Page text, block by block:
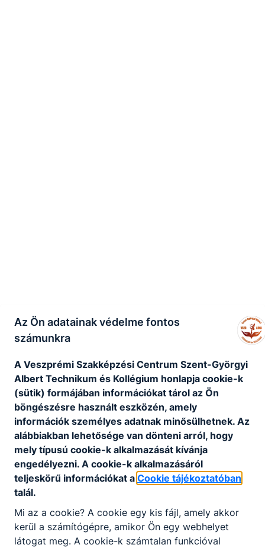
Az Ön adatainak védelme fontos
számunkra
A Veszprémi Szakképzési Centrum Szent-Györgyi
Albert Technikum és Kollégium honlapja cookie-k
(sütik) formájában információkat tárol az Ön
böngészésre használt eszközén, amely
információk személyes adatnak minősülhetnek. Az
alábbiakban lehetősége van dönteni arról, hogy
mely típusú cookie-k alkalmazását kívánja
engedélyezni. A cookie-k alkalmazásáról
teljeskörű információkat a Cookie tájékoztatóban
talál.
Mi az a cookie? A cookie egy kis fájl, amely akkor
kerül a számítógépre, amikor Ön egy webhelyet
látogat meg. A cookie-k számtalan funkcióval